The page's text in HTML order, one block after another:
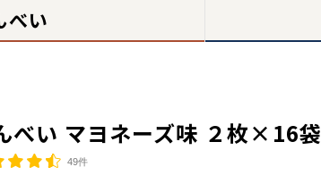
べい
べい マヨネーズ味 ２枚×16袋
49件